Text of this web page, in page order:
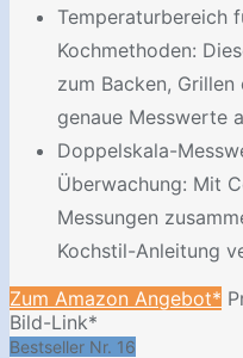
Temperaturbereich
Kochmethoden:
zum Backen,
genaue Messwerte
Doppelskala-
Überwachung: Mit
Messungen
Kochstil-Anleitung
Zum Amazon Angebot*
Bild-Link*
Bestseller Nr. 16